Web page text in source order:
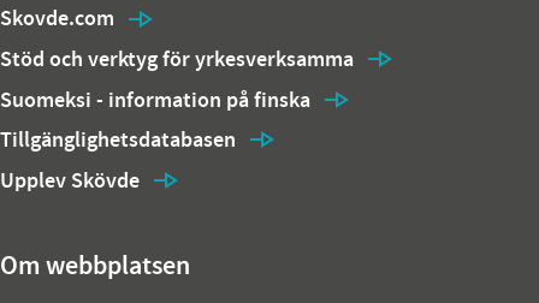
Skovde.com
Stöd och verktyg för yrkesverksamma
Suomeksi - information på finska
Tillgänglighetsdatabasen
Upplev Skövde
Om webbplatsen